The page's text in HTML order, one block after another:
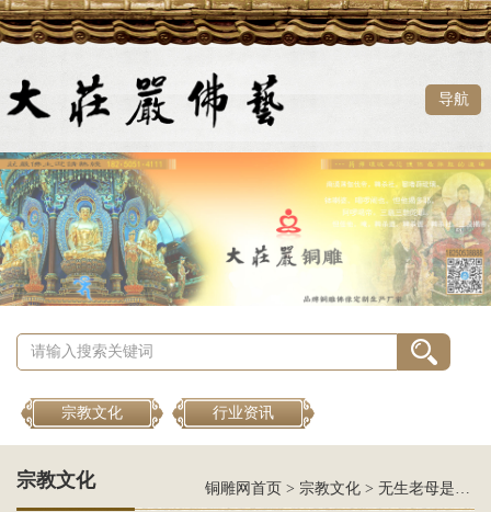
导航
宗教文化 行业资讯
宗教文化 铜雕网首页 > 宗教文化 > 无生老母是什么神？无生老母的来历